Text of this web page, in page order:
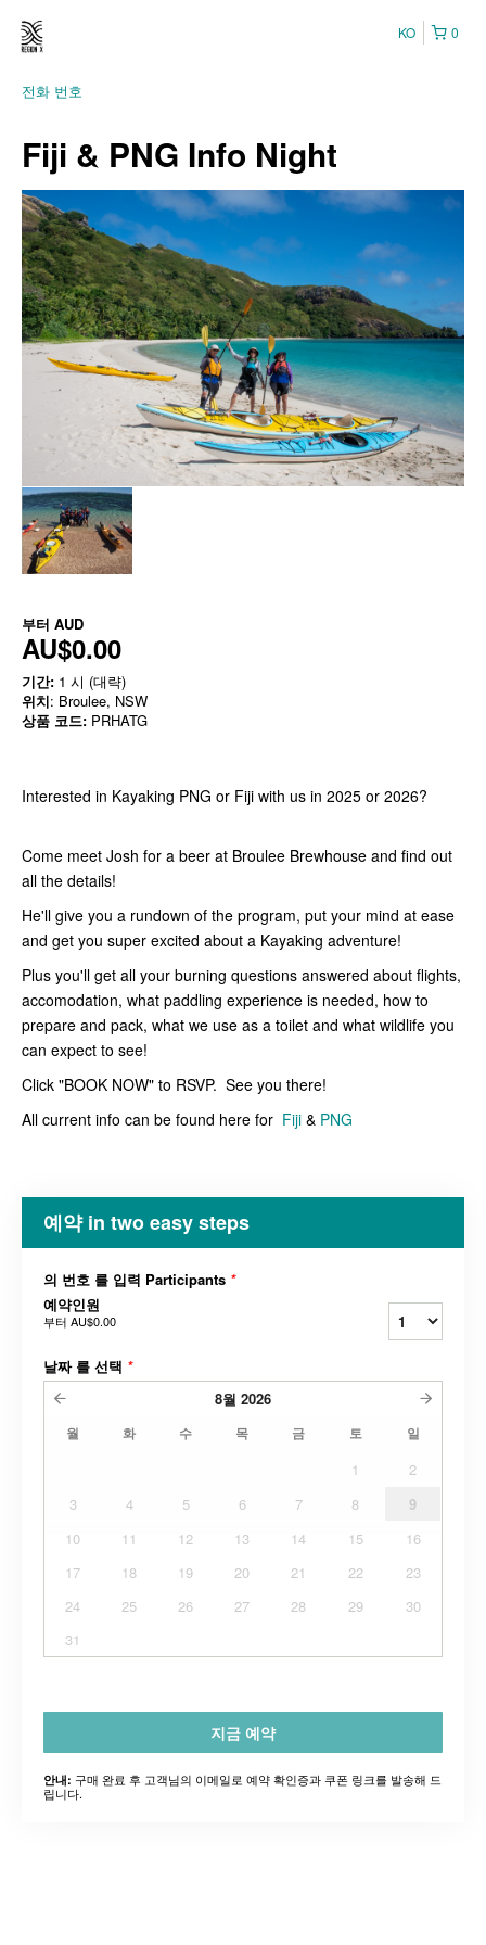
0
KO
전화 번호
Fiji & PNG Info Night
부터 AUD
AU$0.00
기간: 1 시 (대략)
위치: Broulee, NSW
상품 코드: PRHATG
Interested in Kayaking PNG or Fiji with us in 2025 or 2026?
Come meet Josh for a beer at Broulee Brewhouse and find out
all the details!
He'll give you a rundown of the program, put your mind at ease
and get you super excited about a Kayaking adventure!
Plus you'll get all your burning questions answered about flights,
accomodation, what paddling experience is needed, how to
prepare and pack, what we use as a toilet and what wildlife you
can expect to see!
Click "BOOK NOW" to RSVP. See you there!
All current info can be found here for Fiji & PNG
예약 in two easy steps
의 번호 를 입력 Participants *
예약인원
부터 AU$0.00
날짜 를 선택 *
8월 2026
월 화 수 목 금 토 일
1
2
3
4 5 6 7 8
9
10
11 12 13 14 15
16
17
18 19 20 21 22
23
24
25 26 27 28 29
30
31
지금 예약
안내: 구매 완료 후 고객님의 이메일로 예약 확인증과 쿠폰 링크를 발송해 드
립니다.